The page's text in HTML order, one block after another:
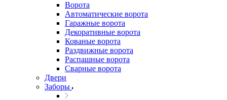
Ворота
Автоматические ворота
Гаражные ворота
Декоративные ворота
Кованые ворота
Раздвижные ворота
Распашные ворота
Сварные ворота
Двери
Заборы